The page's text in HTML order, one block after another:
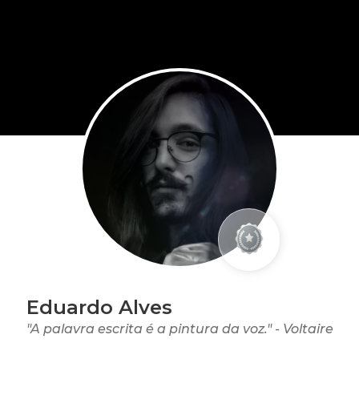
Eduardo Alves
"A palavra escrita é a pintura da voz." - Voltaire